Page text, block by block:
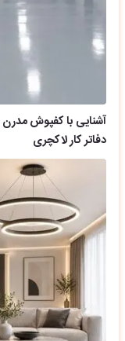
آشنایی با کفپوش
دفاتر کار لاکچری